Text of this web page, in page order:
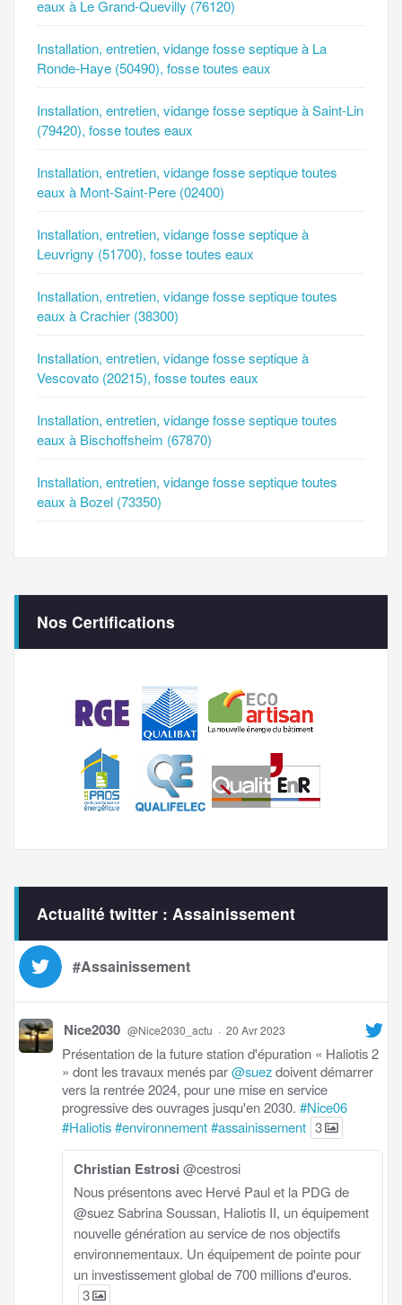
eaux à Le Grand-Quevilly (76120)
Installation, entretien, vidange fosse septique à La
Ronde-Haye (50490), fosse toutes eaux
Installation, entretien, vidange fosse septique à Saint-Lin
(79420), fosse toutes eaux
Installation, entretien, vidange fosse septique toutes
eaux à Mont-Saint-Pere (02400)
Installation, entretien, vidange fosse septique à
Leuvrigny (51700), fosse toutes eaux
Installation, entretien, vidange fosse septique toutes
eaux à Crachier (38300)
Installation, entretien, vidange fosse septique à
Vescovato (20215), fosse toutes eaux
Installation, entretien, vidange fosse septique toutes
eaux à Bischoffsheim (67870)
Installation, entretien, vidange fosse septique toutes
eaux à Bozel (73350)
Nos Certifications
Actualité twitter : Assainissement
#Assainissement
Nice2030 @Nice2030_actu · 20 Avr 2023
Présentation de la future station d'épuration « Haliotis 2
» dont les travaux menés par@suezdoivent démarrer
vers la rentrée 2024, pour une mise en service
progressive des ouvrages jusqu'en 2030. #Nice06
#Haliotis#environnement#assainissement 3
Christian Estrosi @cestrosi
Nous présentons avec Hervé Paul et la PDG de
@suez Sabrina Soussan, Haliotis II, un équipement
nouvelle génération au service de nos objectifs
environnementaux. Un équipement de pointe pour
un investissement global de 700 millions d'euros.
3